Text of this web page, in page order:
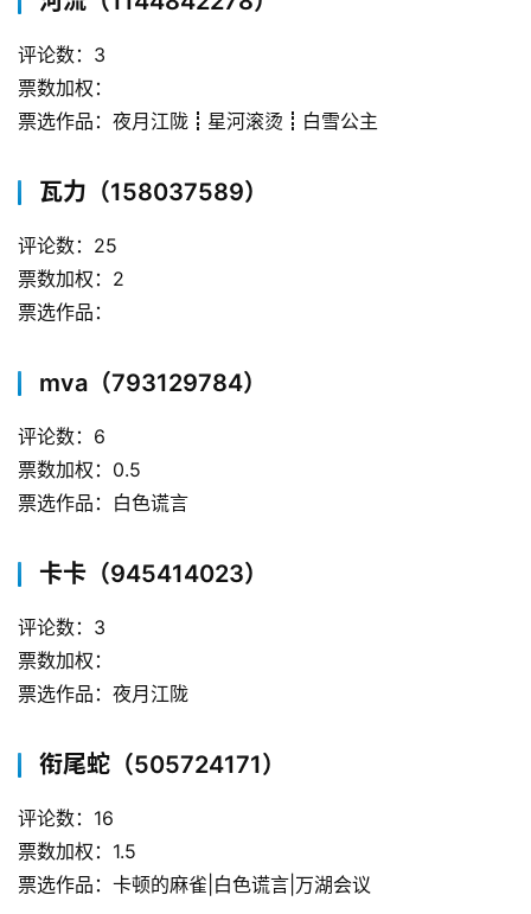
评论数：3
票数加权：
票选作品：夜月江陇┋星河滚烫┋白雪公主
瓦力（158037589）
评论数：25
票数加权：2
票选作品：
mva（793129784）
评论数：6
票数加权：0.5
票选作品：白色谎言
卡卡（945414023）
评论数：3
票数加权：
票选作品：夜月江陇
衔尾蛇（505724171）
评论数：16
票数加权：1.5
票选作品：卡顿的麻雀|白色谎言|万湖会议